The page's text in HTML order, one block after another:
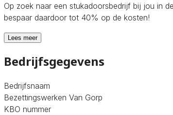
Op zoek naar een stukadoorsbedrijf bij jou in
bespaar daardoor tot 40% op de kosten!
Lees meer
Bedrijfsgegevens
Bedrijfsnaam
Bezettingswerken Van Gorp
KBO nummer